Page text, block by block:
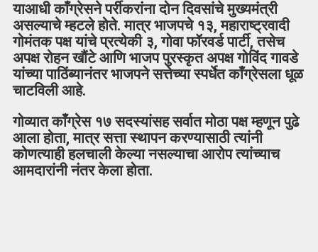
याआधी काँग्रेसने पर्रीकरांना दोन दिवसांचे मुख्यमंत्री
असल्याचे म्हटले होते. मात्र भाजपचे १३, महाराष्ट्रवादी
गोमंतक पक्ष यांचे प्रत्येकी ३, गोवा फॉरवर्ड पार्टी, तसेच
अपक्ष रोहन खौंटे आणि भाजप पुरस्कृत अपक्ष गोविंद गावडे
यांच्या पाठिंब्यानंतर भाजपने सत्तेच्या स्पर्धेत काँग्रेसला धूळ
चाटविली आहे.
गोव्यात काँग्रेस १७ सदस्यांसह सर्वात मोठा पक्ष म्हणून पुढे
आला होता, मात्र सत्ता स्थापन करण्यासाठी त्यांनी
कोणत्याही हलचाली केल्या नसल्याचा आरोप त्यांच्याच
आमदारांनी नंतर केला होता.